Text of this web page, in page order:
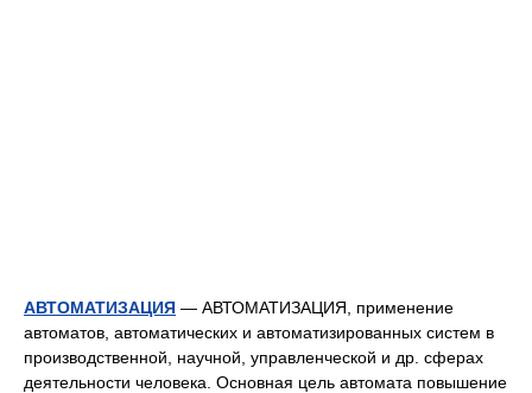
АВТОМАТИЗАЦИЯ — АВТОМАТИЗАЦИЯ, применение
автоматов, автоматических и автоматизированных систем в
производственной, научной, управленческой и др. сферах
деятельности человека. Основная цель автомата повышение